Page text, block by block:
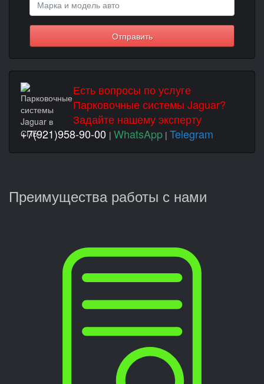
Отправить
Есть вопросы по услуге
Парковочные системы Jaguar?
Задайте нашему эксперту
+7(921)958-90-00 | WhatsApp | Telegram
Преимущества работы с нами